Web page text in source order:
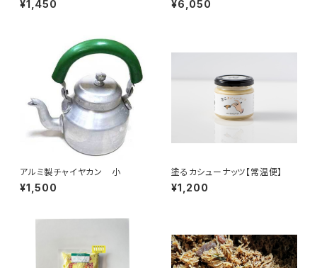
¥1,450 ¥6,050
アルミ製チャイヤカン 小
¥1,500
塗るカシューナッツ【常温便】
¥1,200